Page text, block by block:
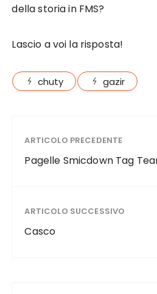
della storia in FMS?
Lascio a voi la risposta!
chuty gazir
ARTICOLO PRECEDENTE
Pagelle Smicdown Tag
ARTICOLO SUCCESSIVO
Casco